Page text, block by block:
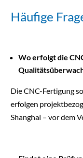
Häufige
Wo erfolgt die
Die CNC-Fertigung
erfolgen
Shanghai – vor dem